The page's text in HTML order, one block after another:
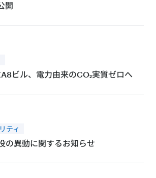
開
ビル、電力由来のCO₂実質ゼロへ
ティ
の異動に関するお知らせ